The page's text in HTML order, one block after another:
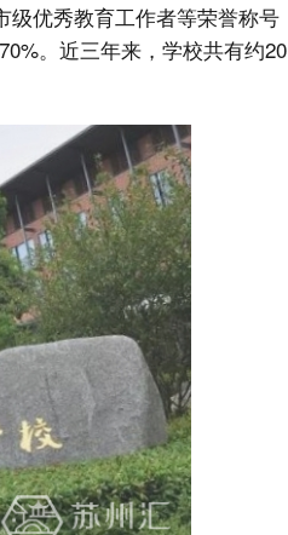
级优秀教育工作者等荣誉称号
。近三年来，学校共有约20